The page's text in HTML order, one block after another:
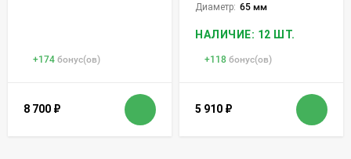
+174 бонус(ов)
8 700 ₽
Диаметр: 65 мм
НАЛИЧИЕ: 12 ШТ.
+118 бонус(ов)
5 910 ₽